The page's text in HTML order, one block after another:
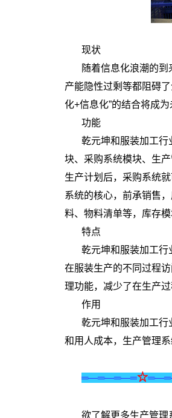
现状
随着信息化浪潮的
产能隐性过剩等都阻碍
化+信息化”的结合将成
功能
乾元坤和服装加工行
块、采购系统模块、生
生产计划后，采购系统
系统的核心，前承销售
料、物料清单等，库存
特点
乾元坤和服装加工行
在服装生产的不同过程
理功能，减少了在生产过
作用
乾元坤和服装加工行
和用人成本，生产管理
═—═—═—═☆
欲了解更多生产管理